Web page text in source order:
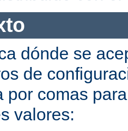
dónde se
de
por comas
valores: